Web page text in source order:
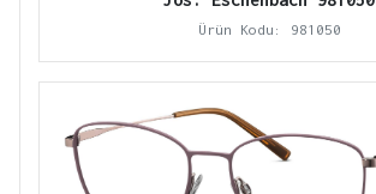
Ürün Kodu: 981050